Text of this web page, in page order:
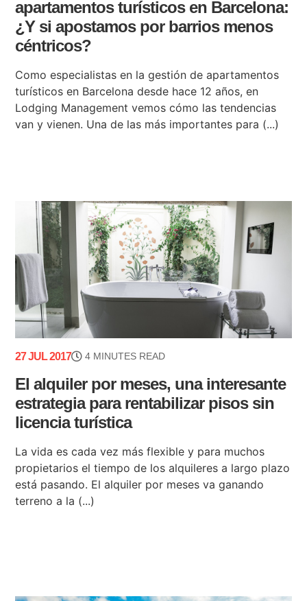
apartamentos turísticos en Barcelona:
¿Y si apostamos por barrios menos
céntricos?
Como especialistas en la gestión de apartamentos
turísticos en Barcelona desde hace 12 años, en
Lodging Management vemos cómo las tendencias
van y vienen. Una de las más importantes para (...)
27 JUL 2017 4 MINUTES READ
El alquiler por meses, una interesante
estrategia para rentabilizar pisos sin
licencia turística
La vida es cada vez más flexible y para muchos
propietarios el tiempo de los alquileres a largo plazo
está pasando. El alquiler por meses va ganando
terreno a la (...)